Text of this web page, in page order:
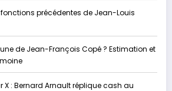
précédentes de Jean-Louis
de Jean-François Copé ? Estimation et
X : Bernard Arnault réplique cash au